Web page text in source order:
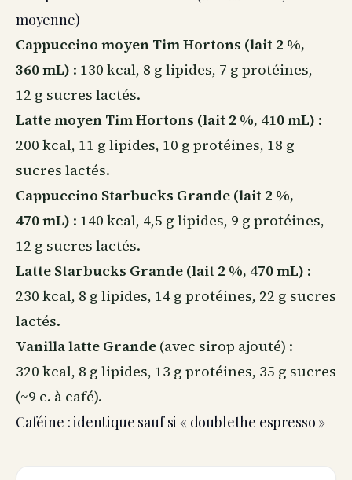
moyenne)
Cappuccino moyen Tim Hortons (lait 2 %,
360 mL) : 130 kcal, 8 g lipides, 7 g protéines,
12 g sucres lactés.
Latte moyen Tim Hortons (lait 2 %, 410 mL) :
200 kcal, 11 g lipides, 10 g protéines, 18 g
sucres lactés.
Cappuccino Starbucks Grande (lait 2 %,
470 mL) : 140 kcal, 4,5 g lipides, 9 g protéines,
12 g sucres lactés.
Latte Starbucks Grande (lait 2 %, 470 mL) :
230 kcal, 8 g lipides, 14 g protéines, 22 g sucres
lactés.
Vanilla latte Grande (avec sirop ajouté) :
320 kcal, 8 g lipides, 13 g protéines, 35 g sucres
(~9 c. à café).
Caféine : identique sauf si « doublethe espresso »